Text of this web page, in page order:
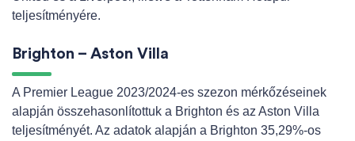
teljesítményére.
Brighton – Aston Villa
A Premier League 2023/2024-es szezon mérkőzéseinek
alapján összehasonlítottuk a Brighton és az Aston Villa
teljesítményét. Az adatok alapján a Brighton 35,29%-os